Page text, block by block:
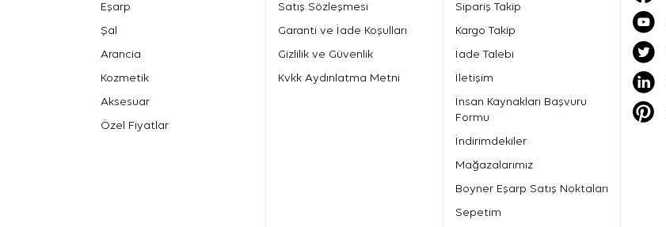
Eşarp
Şal
Arancia
Kozmetik
Aksesuar
Özel Fiyatlar
Satış Sözleşmesi
Garanti ve İade Koşulları
Gizlilik ve Güvenlik
Kvkk Aydınlatma Metni
Sipariş Takip
Kargo Takip
İade Talebi
İletişim
İnsan Kaynakları Başvuru
Formu
İndirimdekiler
Mağazalarımız
Boyner Eşarp Satış Noktaları
Sepetim